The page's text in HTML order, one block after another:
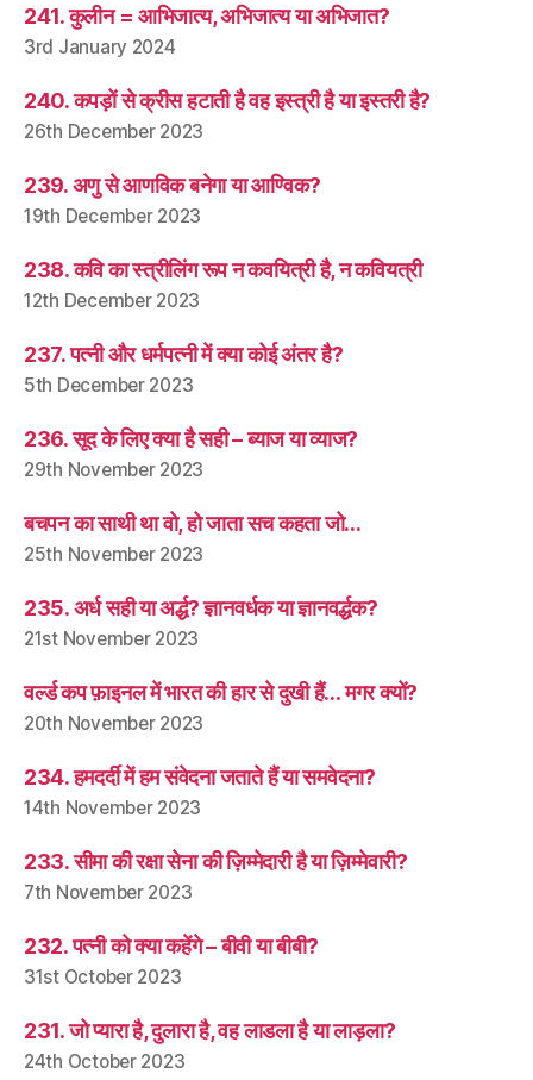
241. कुलीन = आभिजात्य, अभिजात्य या अभिजात?
3rd January 2024
240. कपड़ों से क्रीस हटाती है वह इस्त्री है या इस्तरी है?
26th December 2023
239. अणु से आणविक बनेगा या आण्विक?
19th December 2023
238. कवि का स्त्रीलिंग रूप न कवयित्री है, न कवियत्री
12th December 2023
237. पत्नी और धर्मपत्नी में क्या कोई अंतर है?
5th December 2023
236. सूद के लिए क्या है सही – ब्याज या व्याज?
29th November 2023
बचपन का साथी था वो, हो जाता सच कहता जो…
25th November 2023
235. अर्ध सही या अर्द्ध? ज्ञानवर्धक या ज्ञानवर्द्धक?
21st November 2023
वर्ल्ड कप फ़ाइनल में भारत की हार से दुखी हैं… मगर क्यों?
20th November 2023
234. हमदर्दी में हम संवेदना जताते हैं या समवेदना?
14th November 2023
233. सीमा की रक्षा सेना की ज़िम्मेदारी है या ज़िम्मेवारी?
7th November 2023
232. पत्नी को क्या कहेंगे – बीवी या बीबी?
31st October 2023
231. जो प्यारा है, दुलारा है, वह लाडला है या लाड़ला?
24th October 2023